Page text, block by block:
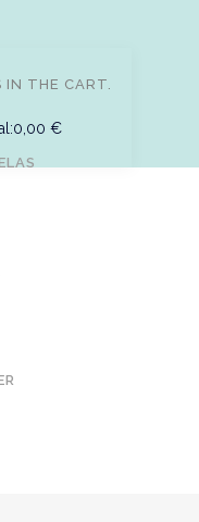
IN THE CART.
0,00 €